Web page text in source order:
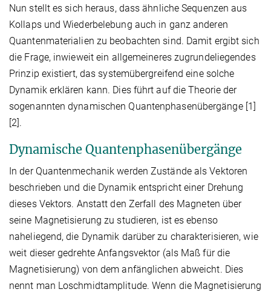
Nun stellt es sich heraus, dass ähnliche Sequenzen aus
Kollaps und Wiederbelebung auch in ganz anderen
Quantenmaterialien zu beobachten sind. Damit ergibt sich
die Frage, inwieweit ein allgemeineres zugrundeliegendes
Prinzip existiert, das systemübergreifend eine solche
Dynamik erklären kann. Dies führt auf die Theorie der
sogenannten dynamischen Quantenphasenübergänge [1]
[2].
Dynamische Quantenphasenübergänge
In der Quantenmechanik werden Zustände als Vektoren
beschrieben und die Dynamik entspricht einer Drehung
dieses Vektors. Anstatt den Zerfall des Magneten über
seine Magnetisierung zu studieren, ist es ebenso
naheliegend, die Dynamik darüber zu charakterisieren, wie
weit dieser gedrehte Anfangsvektor (als Maß für die
Magnetisierung) von dem anfänglichen abweicht. Dies
nennt man Loschmidtamplitude. Wenn die Magnetisierung